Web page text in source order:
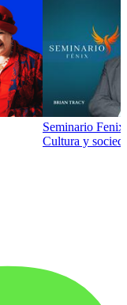
Seminario
Cultura y